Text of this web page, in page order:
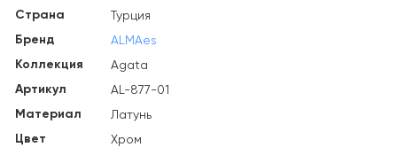
Страна Турция
Бренд ALMAes
Коллекция Agata
Артикул AL-877-01
Материал Латунь
Цвет Хром